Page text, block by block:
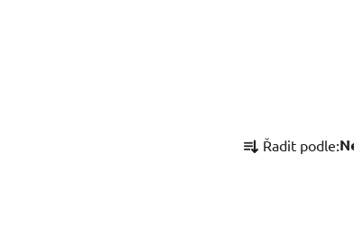
a Řadit podle: